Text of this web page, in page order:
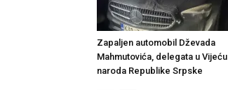
Zapaljen automobil Dževada
Mahmutovića, delegata u Vijeću
naroda Republike Srpske